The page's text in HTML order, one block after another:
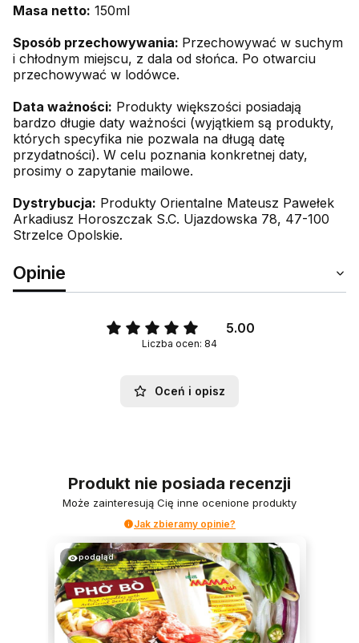
Masa netto: 150ml
Sposób przechowywania: Przechowywać w suchym
i chłodnym miejscu, z dala od słońca. Po otwarciu
przechowywać w lodówce.
Data ważności: Produkty większości posiadają
bardzo długie daty ważności (wyjątkiem są produkty,
których specyfika nie pozwala na długą datę
przydatności). W celu poznania konkretnej daty,
prosimy o zapytanie mailowe.
Dystrybucja: Produkty Orientalne Mateusz Pawełek
Arkadiusz Horoszczak S.C. Ujazdowska 78, 47-100
Strzelce Opolskie.
Opinie
5.00
Liczba ocen: 84
Oceń i opisz
Produkt nie posiada recenzji
Może zainteresują Cię inne ocenione produkty
Jak zbieramy opinie?
podgląd